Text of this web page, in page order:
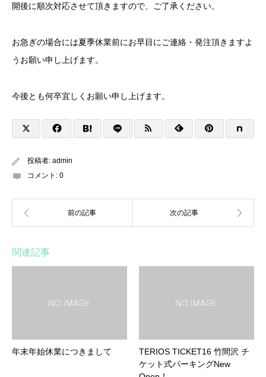
開後に順次対応させて頂きますので、ご了承ください。
お急ぎの場合には夏季休業前にお早目にご連絡・発注頂きますよ
うお願い申し上げます。
今後とも何卒宜しくお願い申し上げます。
投稿者: admin
コメント: 0
関連記事
年末年始休業につきまして
TERIOS TICKET16 竹間沢 チ
ケット式パーキングNew